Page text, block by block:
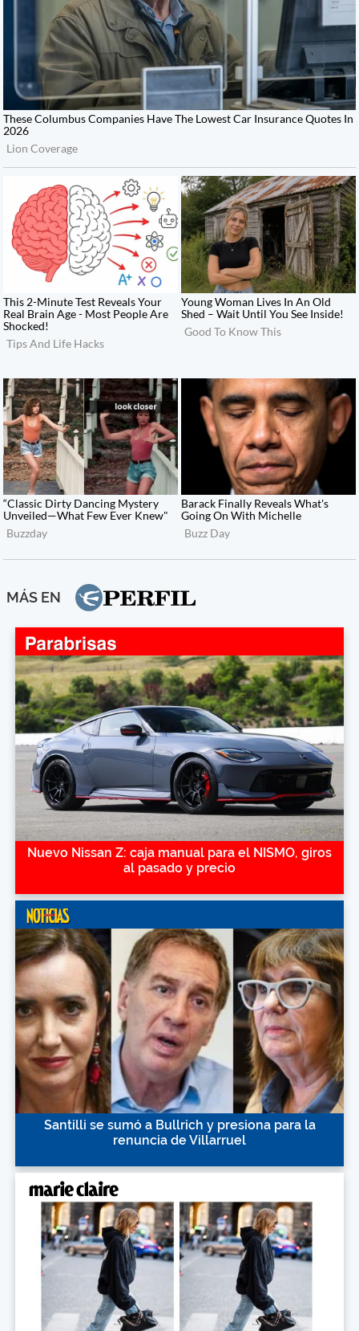
MÁS EN
Nuevo Nissan Z: caja manual para el NISMO, giros
al pasado y precio
Santilli se sumó a Bullrich y presiona para la
renuncia de Villarruel